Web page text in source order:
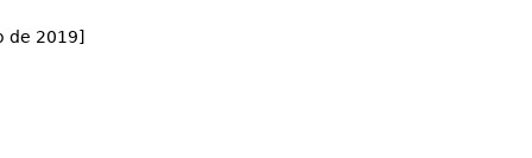
de 2019]